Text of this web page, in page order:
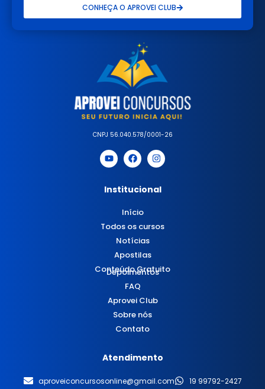
CONHEÇA O APROVEI CLUB
CNPJ 56.040.578/0001-26
Institucional
Início
Todos os cursos
Notícias
Apostilas
Conteúdo Gratuito
Depoimentos
FAQ
Aprovei Club
Sobre nós
Contato
Atendimento
aproveiconcursosonline@gmail.com 19 99792-2427